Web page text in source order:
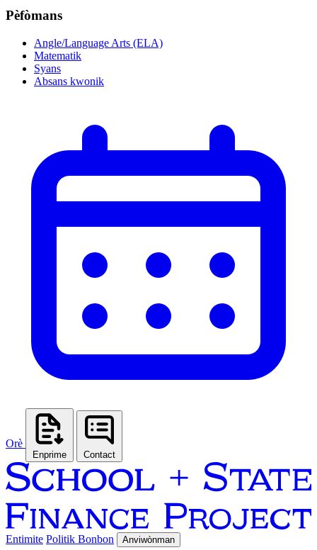
Pèfòmans
Angle/Language Arts (ELA)
Matematik
Syans
Absans kwonik
Orè
Enprime Contact
Entimite Politik Bonbon Anviwònman